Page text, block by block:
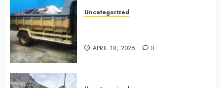
Uncategorized
APRIL 18, 2026 0